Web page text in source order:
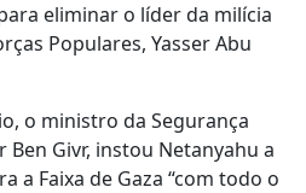
eliminar o líder da milícia
Populares, Yasser Abu
o ministro da Segurança
Givr, instou Netanyahu a
a Faixa de Gaza “com todo o